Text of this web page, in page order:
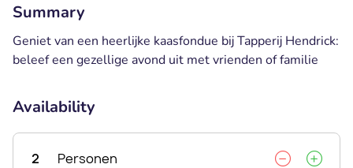
Summary
Geniet van een heerlijke kaasfondue bij Tapperij Hendrick:
beleef een gezellige avond uit met vrienden of familie
Availability
2 Personen